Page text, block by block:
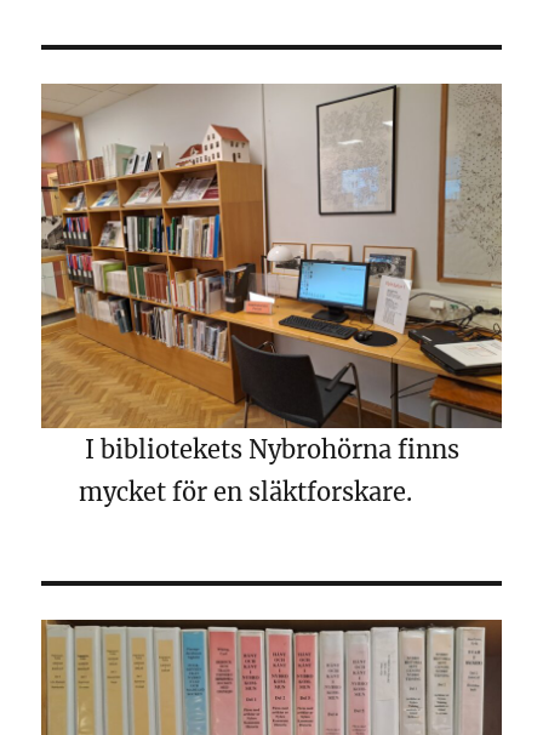
I bibliotekets Nybrohörna finns
mycket för en släktforskare.